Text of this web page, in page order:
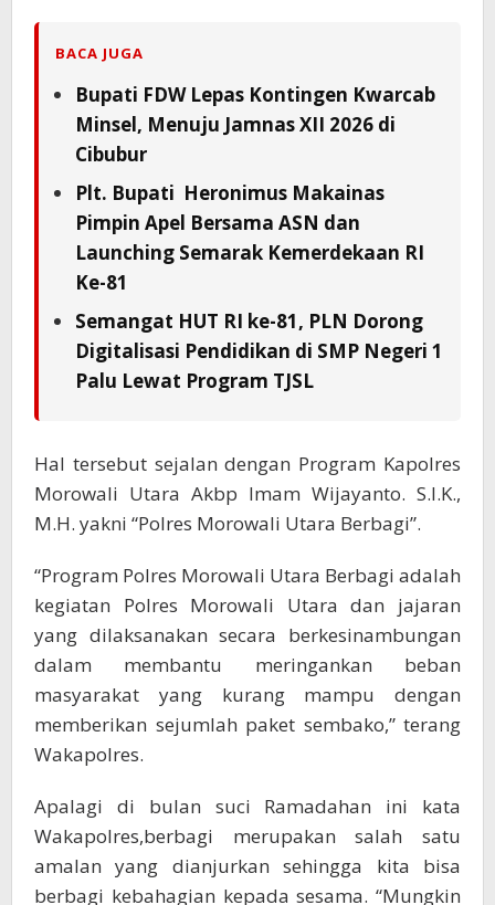
BACA JUGA
Bupati FDW Lepas Kontingen Kwarcab
Minsel, Menuju Jamnas XII 2026 di
Cibubur
Plt. Bupati Heronimus Makainas
Pimpin Apel Bersama ASN dan
Launching Semarak Kemerdekaan RI
Ke-81
Semangat HUT RI ke-81, PLN Dorong
Digitalisasi Pendidikan di SMP Negeri 1
Palu Lewat Program TJSL
Hal tersebut sejalan dengan Program Kapolres
Morowali Utara Akbp Imam Wijayanto. S.I.K.,
M.H. yakni “Polres Morowali Utara Berbagi”.
“Program Polres Morowali Utara Berbagi adalah
kegiatan Polres Morowali Utara dan jajaran
yang dilaksanakan secara berkesinambungan
dalam membantu meringankan beban
masyarakat yang kurang mampu dengan
memberikan sejumlah paket sembako,” terang
Wakapolres.
Apalagi di bulan suci Ramadahan ini kata
Wakapolres,berbagi merupakan salah satu
amalan yang dianjurkan sehingga kita bisa
berbagi kebahagian kepada sesama. “Mungkin